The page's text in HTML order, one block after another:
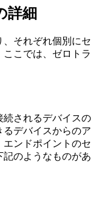
詳細
それぞれ個別にセ
こでは、ゼロトラ
続されるデバイスの
るデバイスからのア
エンドポイントのセ
のようなものがあ